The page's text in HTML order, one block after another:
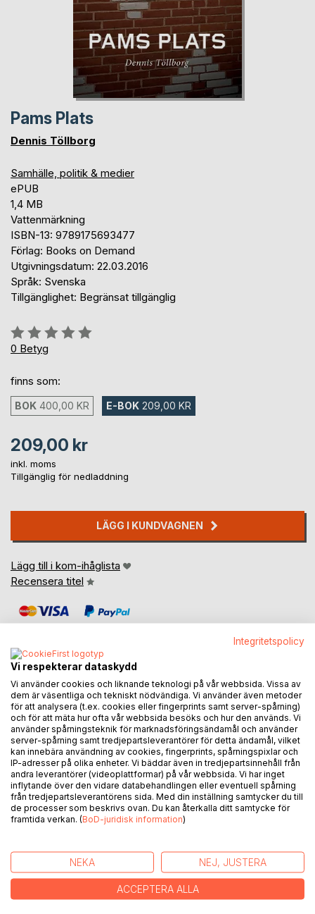
Pams Plats
Dennis Töllborg
Samhälle, politik & medier
ePUB
1,4 MB
Vattenmärkning
ISBN-13: 9789175693477
Förlag: Books on Demand
Utgivningsdatum: 22.03.2016
Språk: Svenska
Tillgänglighet: Begränsat tillgänglig
Betyg::
0%
0 Betyg
finns som:
BOK 400,00 KR E-BOK 209,00 KR
209,00 kr
inkl. moms
Tillgänglig för nedladdning
LÄGG I KUNDVAGNEN
Lägg till i kom-ihåglista
Recensera titel
BESKRIVNING
Mellan hösten 2010 och hösten 2013 producerade
professor Töllborg fyra omfattande och djupgående
rapporter som kom att allvarligt störa inte bara det politiska,
polisiära och journalistiska etablissemanget, utan också
den nya ”vetenskapen”: En man i Grön hatt, Uppdraget,
Älska din navel och Black 12. Utredningarna initierades
ursprungligen av polisen själv! Utredningarna, som samlats i
maktutövning, som genomförts i Sverige. Här behandlas
inledningsvis polisens rätt till våldsanvändning och den
svenska internutredningsverksamheten för att senare låta
Integritetspolicy
Vi respekterar dataskydd
Vi använder cookies och liknande teknologi på vår webbsida. Vissa av
dem är väsentliga och tekniskt nödvändiga. Vi använder även metoder
för att analysera (t.ex. cookies eller fingerprints samt server-spårning)
och för att mäta hur ofta vår webbsida besöks och hur den används. Vi
använder spårningsteknik för marknadsföringsändamål och använder
server-spårning samt tredjepartsleverantörer för detta ändamål, vilket
kan innebära användning av cookies, fingerprints, spårningspixlar och
IP-adresser på olika enheter. Vi bäddar även in tredjepartsinnehåll från
andra leverantörer (videoplattformar) på vår webbsida. Vi har inget
inflytande över den vidare databehandlingen eller eventuell spårning
från tredjepartsleverantörens sida. Med din inställning samtycker du till
de processer som beskrivs ovan. Du kan återkalla ditt samtycke för
framtida verkan. (BoD-juridisk information)
NEKA NEJ, JUSTERA
ACCEPTERA ALLA